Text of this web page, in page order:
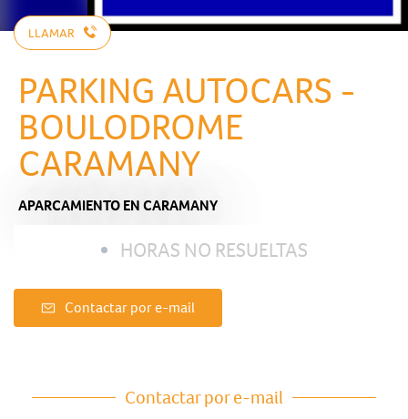
LLAMAR
PARKING AUTOCARS -
BOULODROME
CARAMANY
APARCAMIENTOEN CARAMANY
HORAS NO RESUELTAS
Contactar por e-mail
Contactar por e-mail